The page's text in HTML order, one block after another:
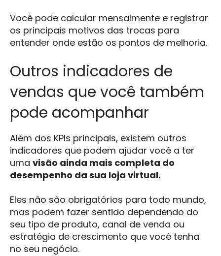
Você pode calcular mensalmente e registrar
os principais motivos das trocas para
entender onde estão os pontos de melhoria.
Outros indicadores de
vendas que você também
pode acompanhar
Além dos KPIs principais, existem outros
indicadores que podem ajudar você a ter
uma visão ainda mais completa do
desempenho da sua loja virtual.
Eles não são obrigatórios para todo mundo,
mas podem fazer sentido dependendo do
seu tipo de produto, canal de venda ou
estratégia de crescimento que você tenha
no seu negócio.